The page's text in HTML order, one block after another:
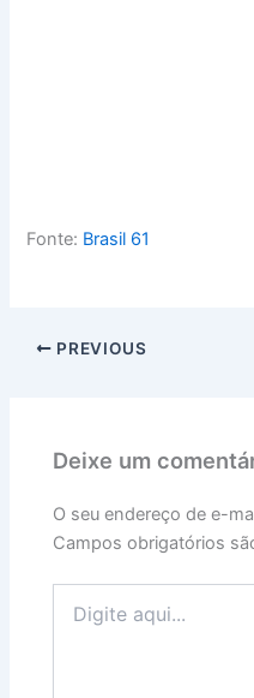
Fonte: Brasil 61
PREVIOUS
Deixe um
O seu endereço de e-
Campos obrigatórios
aqui...